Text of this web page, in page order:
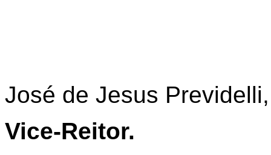
José de Jesus Previdelli,
Vice-Reitor.